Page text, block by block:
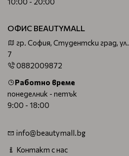
ОФИС BEAUTYMALL
гр. София, Студентски град,
7
0882009872
Работно време
понеделник - петък
9:00 - 18:00
info@beautymall.bg
Контакт с нас